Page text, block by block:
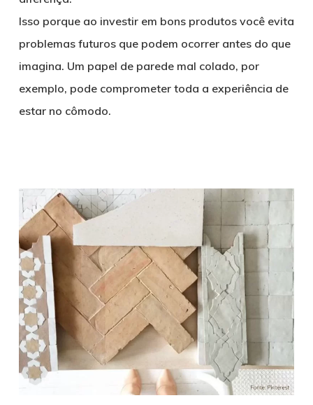
Isso porque ao investir em bons produtos você evita
problemas futuros que podem ocorrer antes do que
imagina. Um papel de parede mal colado, por
exemplo, pode comprometer toda a experiência de
estar no cômodo.